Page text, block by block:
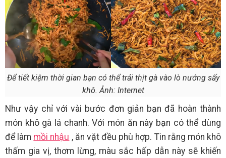
Để tiết kiệm thời gian bạn có thể trải thịt gà vào lò nướng sấy
khô. Ảnh: Internet
Như vậy chỉ với vài bước đơn giản bạn đã hoàn thành
món khô gà lá chanh. Với món ăn này bạn có thể dùng
để làm mồi nhậu , ăn vặt đều phù hợp. Tin rằng món khô
thấm gia vị, thơm lừng, màu sắc hấp dẫn này sẽ khiến